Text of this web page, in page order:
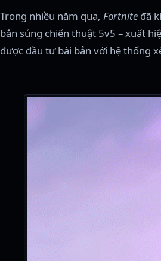
Trong nhiều năm qua, Fortnite đã
bắn súng chiến thuật 5v5 – xuất
được đầu tư bài bản với hệ thống